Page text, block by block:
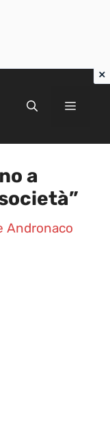
Menu
a
Andronaco